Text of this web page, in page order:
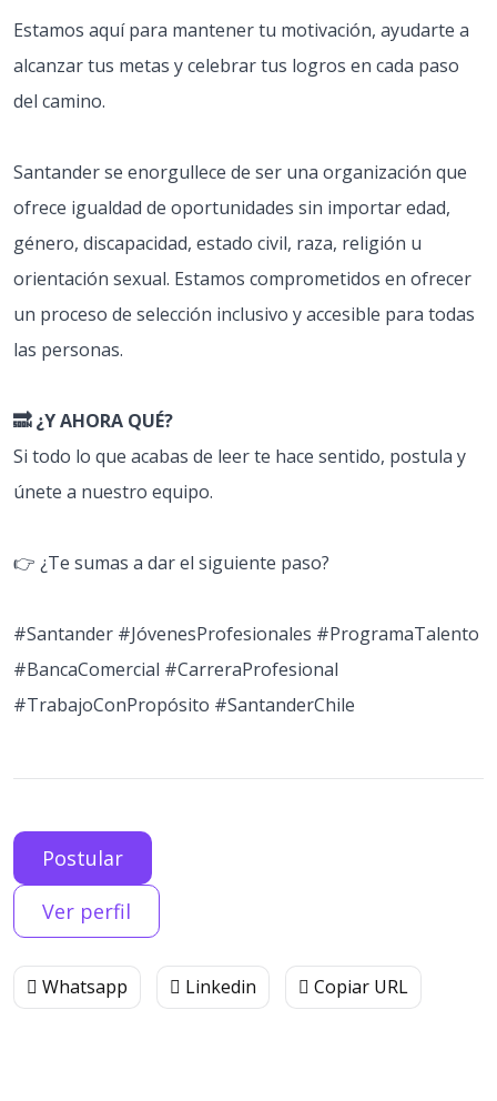
Estamos aquí para mantener tu motivación, ayudarte a
alcanzar tus metas y celebrar tus logros en cada paso
del camino.
Santander se enorgullece de ser una organización que
ofrece igualdad de oportunidades sin importar edad,
género, discapacidad, estado civil, raza, religión u
orientación sexual. Estamos comprometidos en ofrecer
un proceso de selección inclusivo y accesible para todas
las personas.
🔜 ¿Y AHORA QUÉ?
Si todo lo que acabas de leer te hace sentido, postula y
únete a nuestro equipo.
👉 ¿Te sumas a dar el siguiente paso?
#Santander #JóvenesProfesionales #ProgramaTalento
#BancaComercial #CarreraProfesional
#TrabajoConPropósito #SantanderChile
Postular
Ver perfil
Whatsapp Linkedin Copiar URL